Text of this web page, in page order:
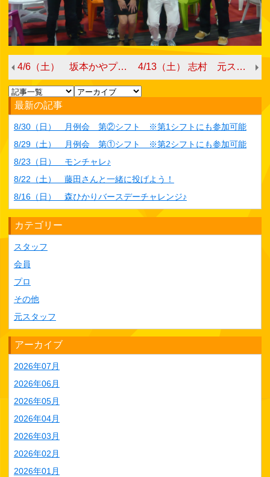
4/6（土） 坂本かやプロチャレンジ 4/13（土） 志村 元スタッフチャレンジ
最新の記事
8/30（日） 月例会 第②シフト ※第1シフトにも参加可能
8/29（土） 月例会 第①シフト ※第2シフトにも参加可能
8/23（日） モンチャレ♪
8/22（土） 藤田さんと一緒に投げよう！
8/16（日） 森ひかりバースデーチャレンジ♪
カテゴリー
スタッフ
会員
プロ
その他
元スタッフ
アーカイブ
2026年07月
2026年06月
2026年05月
2026年04月
2026年03月
2026年02月
2026年01月